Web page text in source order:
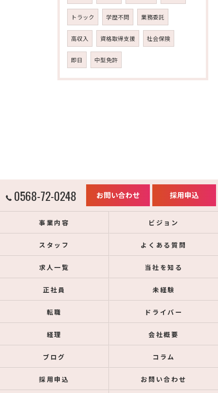
トラック 学歴不問 業務委託
高収入 資格取得支援 社会保険
即日 中型免許
0568-72-0248 お問い合わせ 採用申込
事業内容 ビジョン
スタッフ よくある質問
求人一覧 当社を知る
正社員 未経験
転職 ドライバー
経理 会社概要
ブログ コラム
採用申込 お問い合わせ